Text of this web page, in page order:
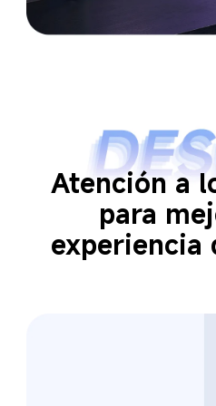
Atención a
para
experiencia